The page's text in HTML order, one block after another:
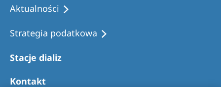
Aktualności
Strategia podatkowa
Stacje dializ
Kontakt